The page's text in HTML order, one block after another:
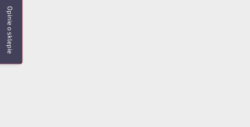
Opinie o sklepie